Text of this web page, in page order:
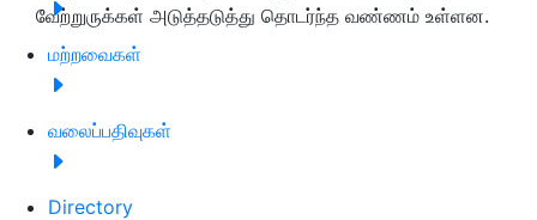
மற்றவைகள்
வலைப்பதிவுகள்
Directory
வேற்றுருக்கள் அடுத்தடுத்து தொடர்ந்த வண்ணம் உள்ளன.